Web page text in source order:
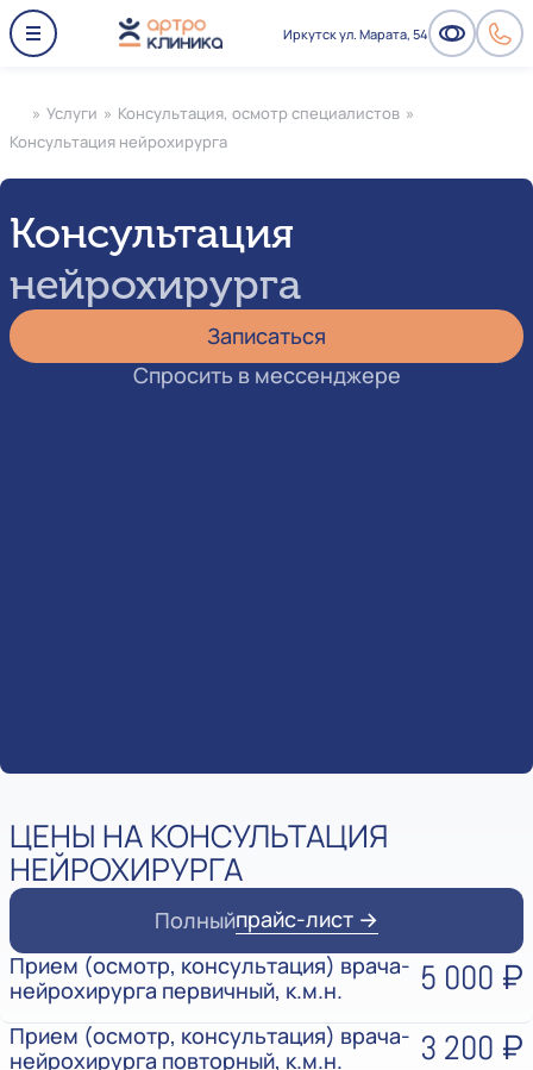
Иркутск ул. Марата, 54
» Услуги » Консультация, осмотр специалистов »
Консультация нейрохирурга
Консультация
нейрохирурга
Записаться
Спросить в мессенджере
ЦЕНЫ НА КОНСУЛЬТАЦИЯ
НЕЙРОХИРУРГА
Полныйпрайс-лист →
Прием (осмотр, консультация) врача-
нейрохирурга первичный, к.м.н.
5 000 ₽
Прием (осмотр, консультация) врача-
нейрохирурга повторный, к.м.н.
3 200 ₽